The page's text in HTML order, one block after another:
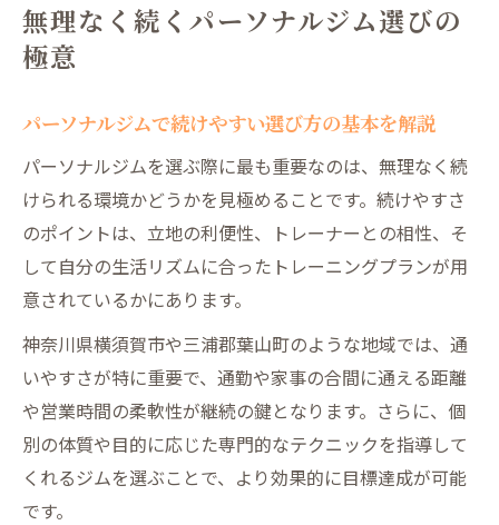
フィットネス 葉山 料金を意識した選び方の
介
柔軟な通い方で体質に合うトレーニングを提案
パーソナルジムの予約制活用で無理のない
通い方
葉山24ジムの柔軟な利用方法をチェックし
よう
生活リズムに合わせたトレーニング提案の
ポイント
逗子トレーニングジムの多様なプランを比
較解説
パーソナルジムで選べる通い方とその利点
無理なく続くパーソナルジム選びの
極意
パーソナルジムで続けやすい選び方の基本を解説
パーソナルジムを選ぶ際に最も重要なのは、無理なく続
けられる環境かどうかを見極めることです。続けやすさ
のポイントは、立地の利便性、トレーナーとの相性、そ
して自分の生活リズムに合ったトレーニングプランが用
意されているかにあります。
神奈川県横須賀市や三浦郡葉山町のような地域では、通
いやすさが特に重要で、通勤や家事の合間に通える距離
や営業時間の柔軟性が継続の鍵となります。さらに、個
別の体質や目的に応じた専門的なテクニックを指導して
くれるジムを選ぶことで、より効果的に目標達成が可能
です。